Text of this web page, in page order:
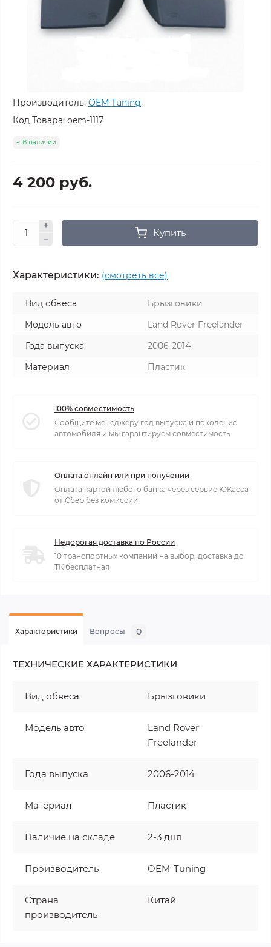
Производитель: OEM Tuning
Код Товара: oem-1117
В наличии
4 200 руб.
Купить
Характеристики: (смотреть все)
Вид обвеса
Брызговики
Модель авто
Land Rover Freelander
Года выпуска
2006-2014
Материал
Пластик
100% совместимость
Сообщите менеджеру год выпуска и поколение
автомобиля и мы гарантируем совместимость
Оплата онлайн или при получении
Оплата картой любого банка через сервис ЮКасса
от Сбер без комиссии
Недорогая доставка по России
10 транспортных компаний на выбор, доставка до
ТК бесплатная
Характеристики Вопросы 0
ТЕХНИЧЕСКИЕ ХАРАКТЕРИСТИКИ
Вид обвеса Брызговики
Модель авто
Land Rover
Freelander
Года выпуска 2006-2014
Материал Пластик
Наличие на складе 2-3 дня
Производитель OEM-Tuning
Страна
производитель
Китай